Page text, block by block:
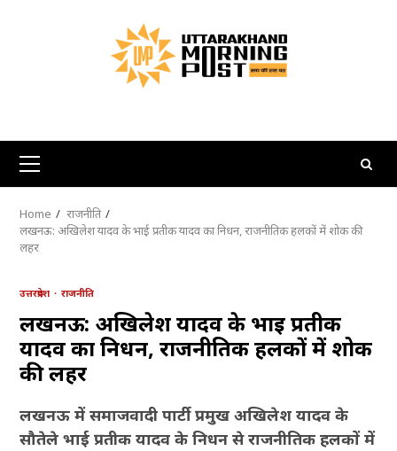
Primary
Menu
Home
राजनीति
लखनऊ: अखिलेश यादव के भाई प्रतीक यादव का निधन, राजनीतिक हलकों में शोक की
लहर
उत्तरप्रदेश राजनीति
लखनऊ: अखिलेश यादव के भाई प्रतीक
यादव का निधन, राजनीतिक हलकों में शोक
की लहर
लखनऊ में समाजवादी पार्टी प्रमुख अखिलेश यादव के
सौतेले भाई प्रतीक यादव के निधन से राजनीतिक हलकों में